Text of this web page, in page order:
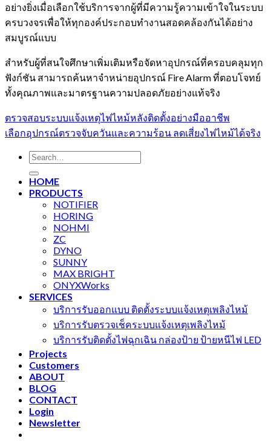
อย่างยิ่งเมื่อเลือกใช้บริการจากผู้ที่มีความรู้ความเข้าใจในระบบ
ครบวงจรเพื่อให้ทุกองค์ประกอบทำงานสอดคล้องกันได้อย่าง
สมบูรณ์แบบ
สำหรับผู้ที่สนใจศึกษาเพิ่มเติมหรือจัดหาอุปกรณ์ที่ครอบคลุมทุก
ฟังก์ชัน สามารถค้นหาจำหน่ายอุปกรณ์ Fire Alarm ที่ตอบโจทย์
ทั้งคุณภาพและมาตรฐานความปลอดภัยอย่างแท้จริง
Post
navigation
Previous
Post
ตรวจสอบระบบแจ้งเหตุไฟไหม้หลังติดตั้งอย่างมืออาชีพ
เลือกอุปกรณ์ตรวจจับควันและความร้อน ลดเสี่ยงไฟไหม้ได้จริง
Search
for:
HOME
PRODUCTS
NOTIFIER
HORING
NOHMI
ZC
DYNO
SUNNY
MAX BRIGHT
ONYXWorks
SERVICES
บริการรับออกแบบ ติดตั้งระบบแจ้งเหตุเพลิงไหม้
บริการรับตรวจเช็คระบบแจ้งเหตุเพลิงไหม้
บริการรับติดตั้งไฟฉุกเฉิน กล่องป้าย ป้ายหนีไฟ LED
Projects
Customers
ABOUT
BLOG
CONTACT
Login
Newsletter